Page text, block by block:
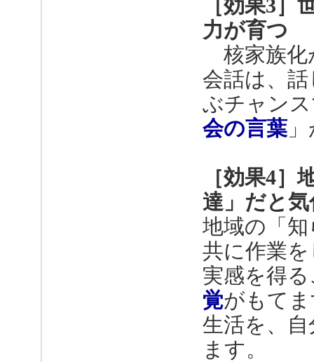
［効果3
力が育つ
核家族化
会話は、
ぶチャン
会の言葉
［効果4
達」だと
地域の「
共に作業
実感を得
覚がもて
生活を、
ます。